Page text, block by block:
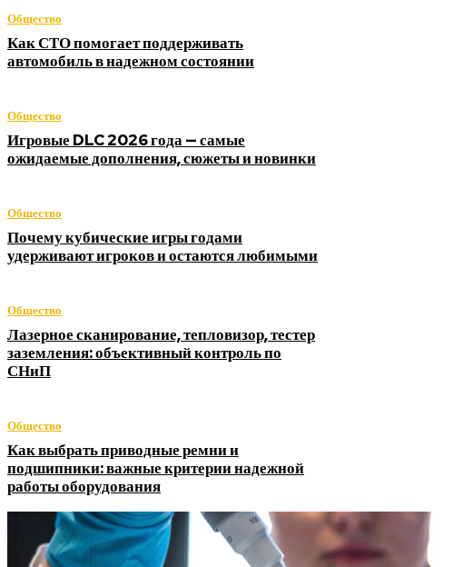
Общество
Как СТО помогает поддерживать
автомобиль в надежном состоянии
Общество
Игровые DLC 2026 года — самые
ожидаемые дополнения, сюжеты и новинки
Общество
Почему кубические игры годами
удерживают игроков и остаются любимыми
Общество
Лазерное сканирование, тепловизор, тестер
заземления: объективный контроль по
СНиП
Общество
Как выбрать приводные ремни и
подшипники: важные критерии надежной
работы оборудования